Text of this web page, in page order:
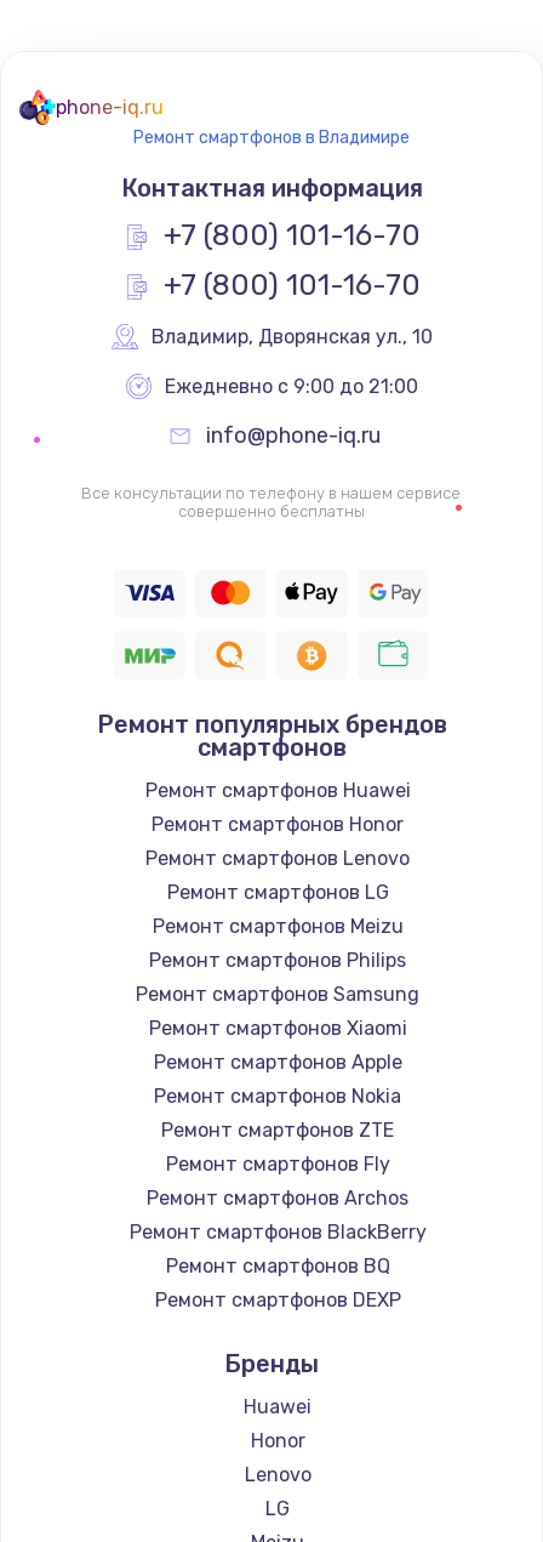
Ремонт разъема питания
745 руб.
Заказать
Замена видеокарты
1600 руб.
Заказать
Ремонт цепей питания
2500 руб.
750 руб.
Заказать
Установка драйверов
725 руб.
Заказать
Замена вебкамеры
1260 руб.
Заказать
Ремонт петель крышки
990 руб.
Заказать
Настройка Wi-Fi
1030 руб.
Заказать
Замена шим-контроллера
3900 руб.
Заказать
Замена HDMI
600 руб.
phone-iq.ru
Ремонт смартфонов в Владимире
Контактная информация
+7 (800) 101-16-70
+7 (800) 101-16-70
Владимир, Дворянская ул., 10
Ежедневно с 9:00 до 21:00
info@phone-iq.ru
Все консультации по телефону в нашем сервисе
совершенно бесплатны
Ремонт популярных брендов
смартфонов
Ремонт смартфонов Huawei
Ремонт смартфонов Honor
Ремонт смартфонов Lenovo
Ремонт смартфонов LG
Ремонт смартфонов Meizu
Ремонт смартфонов Philips
Ремонт смартфонов Samsung
Ремонт смартфонов Xiaomi
Ремонт смартфонов Apple
Ремонт смартфонов Nokia
Ремонт смартфонов ZTE
Ремонт смартфонов Fly
Ремонт смартфонов Archos
Ремонт смартфонов BlackBerry
Ремонт смартфонов BQ
Ремонт смартфонов DEXP
Ремонт смартфонов Ginzzu
Ремонт смартфонов Highscreen
Ремонт смартфонов Irbis
Ремонт смартфонов Kyocera
Ремонт смартфонов LeEco
Ремонт смартфонов OnePlus
Бренды
Huawei
Honor
Lenovo
LG